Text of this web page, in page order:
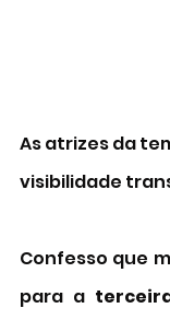
As atrizes da
visibilidade
Confesso que
para a